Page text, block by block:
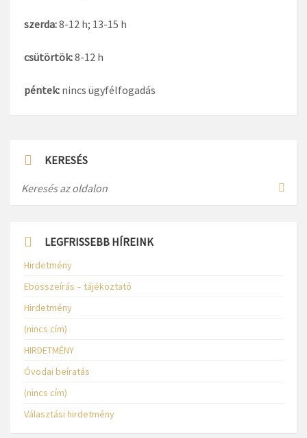
szerda:8-12 h; 13-15 h
csütörtök:8-12 h
péntek: nincs ügyfélfogadás
KERESÉS
LEGFRISSEBB HÍREINK
Hirdetmény
Ebösszeírás – tájékoztató
Hirdetmény
(nincs cím)
HIRDETMÉNY
Óvodai beíratás
(nincs cím)
Választási hirdetmény